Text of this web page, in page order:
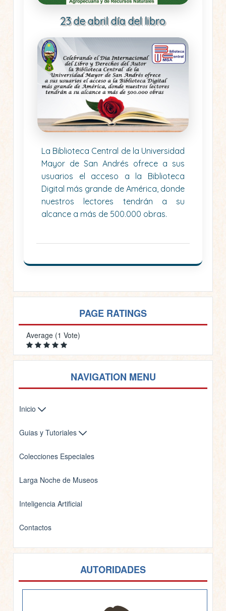
23 de abril día del libro
La Biblioteca Central de la Universidad
Mayor de San Andrés ofrece a sus
usuarios el acceso a la Biblioteca
Digital más grande de América, donde
nuestros lectores tendrán a su
alcance a más de 500.000 obras.
PAGE RATINGS
Average (1 Vote)
NAVIGATION MENU
Inicio
Guias y Tutoriales
Colecciones Especiales
Larga Noche de Museos
Inteligencia Artificial
Contactos
AUTORIDADES